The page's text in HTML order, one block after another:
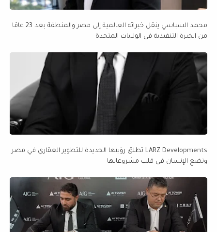
محمد الشباسي ينقل خبراته العالمية إلى مصر والمنطقة بعد 23 عامًا
من الخبرة التنفيذية في الولايات المتحدة
LARZ Developments تطلق رؤيتها الجديدة للتطوير العقاري في مصر
وتضع الإنسان في قلب مشروعاتها